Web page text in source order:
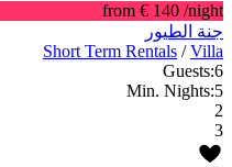
from € 140 /night
جنة الطيور
Short Term Rentals /Villa
Guests:6
Min. Nights:5
2
3